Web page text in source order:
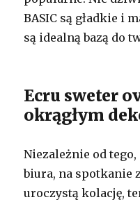
BASIC są gładkie i
są idealną bazą do
Ecru sweter
okrągłym
Niezależnie od
biura, na spotkanie
uroczystą kolację,